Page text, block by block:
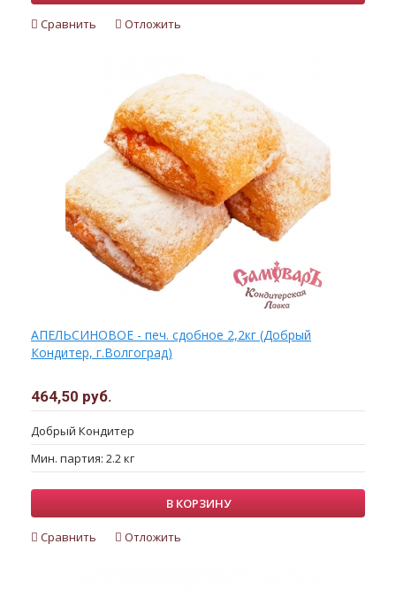
Сравнить Отложить
АПЕЛЬСИНОВОЕ - печ. сдобное 2,2кг (Добрый
Кондитер, г.Волгоград)
464,50 руб.
Добрый Кондитер
Мин. партия: 2.2 кг
В КОРЗИНУ
Сравнить Отложить